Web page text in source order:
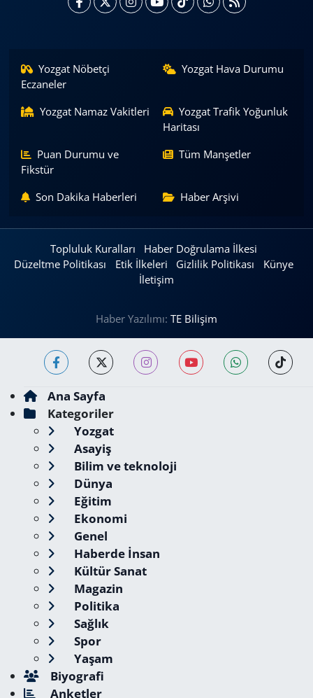
Yozgat Nöbetçi
Eczaneler
Yozgat Hava Durumu
Yozgat Namaz Vakitleri
Yozgat Trafik Yoğunluk
Haritası
Puan Durumu ve
Fikstür
Tüm Manşetler
Son Dakika Haberleri Haber Arşivi
Topluluk Kuralları
Haber Doğrulama İlkesi
Düzeltme Politikası
Etik İlkeleri Gizlilik Politikası
Künye
İletişim
Haber Yazılımı: TE Bilişim
Ana Sayfa
Kategoriler
Yozgat
Asayiş
Bilim ve teknoloji
Dünya
Eğitim
Ekonomi
Genel
Haberde İnsan
Kültür Sanat
Magazin
Politika
Sağlık
Spor
Yaşam
Biyografi
Anketler